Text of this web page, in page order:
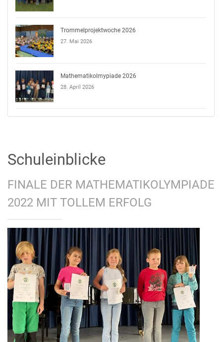
Trommelprojektwoche 2026
27. Mai 2026
Mathematikolmypiade 2026
28. April 2026
Schuleinblicke
FINALE DER MATHEMATIKOLYMPIADE
2022 MIT TOLLEM ERFOLG